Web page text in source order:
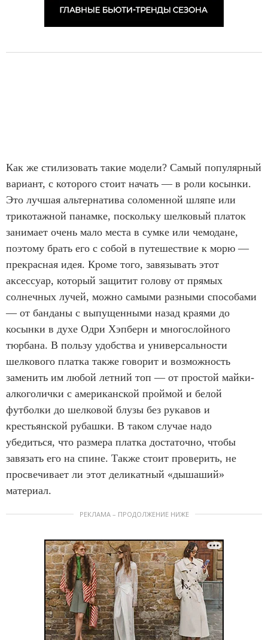
Как же стилизовать такие модели? Самый популярный
вариант, с которого стоит начать — в роли косынки.
Это лучшая альтернатива соломенной шляпе или
трикотажной панамке, поскольку шелковый платок
занимает очень мало места в сумке или чемодане,
поэтому брать его с собой в путешествие к морю —
прекрасная идея. Кроме того, завязывать этот
аксессуар, который защитит голову от прямых
солнечных лучей, можно самыми разными способами
— от банданы с выпущенными назад краями до
косынки в духе Одри Хэпберн и многослойного
тюрбана. В пользу удобства и универсальности
шелкового платка также говорит и возможность
заменить им любой летний топ — от простой майки-
алкоголички с американской проймой и белой
футболки до шелковой блузы без рукавов и
крестьянской рубашки. В таком случае надо
убедиться, что размера платка достаточно, чтобы
завязать его на спине. Также стоит проверить, не
просвечивает ли этот деликатный «дышаший»
материал.
РЕКЛАМА – ПРОДОЛЖЕНИЕ НИЖЕ